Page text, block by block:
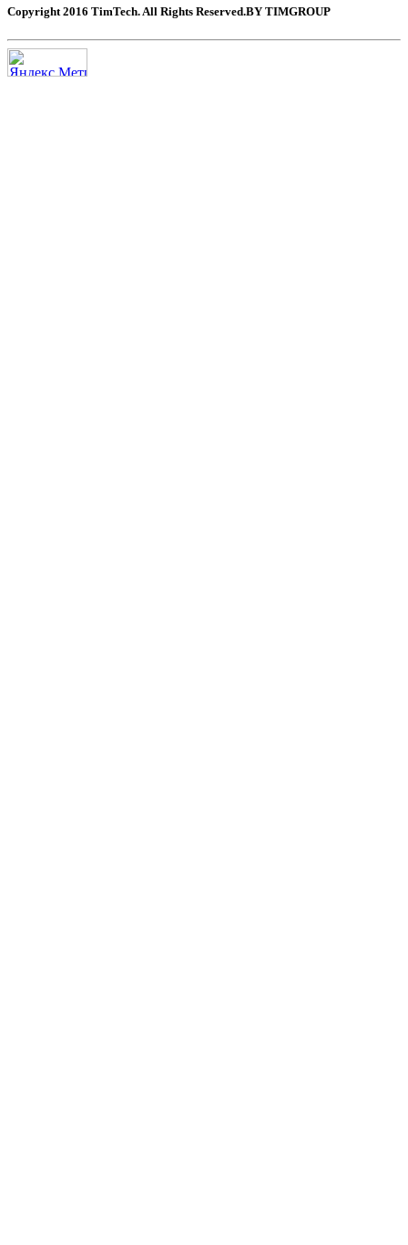
Copyright 2016 TimTech. All Rights Reserved.BY TIMGROUP